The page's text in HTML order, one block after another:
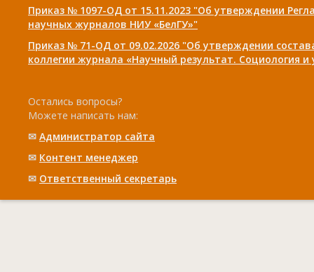
Приказ № 1097-ОД от 15.11.2023 "Об утверждении
научных журналов НИУ «БелГУ»"
Приказ № 71-ОД от 09.02.2026 "Об утверждении
коллегии журнала «Научный результат. Социология и
Остались вопросы?
Можете написать нам:
✉ Администратор сайта
✉ Контент менеджер
✉ Ответственный cекретарь